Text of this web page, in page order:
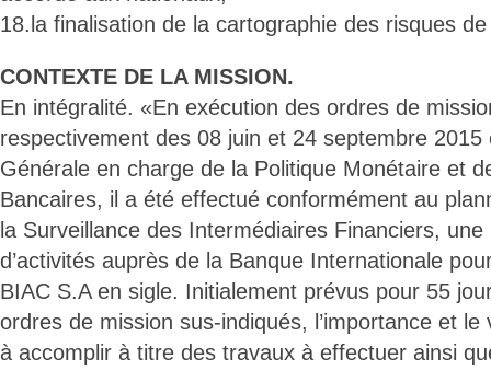
18.la finalisation de la cartographie des risques
CONTEXTE DE LA MISSION.
En intégralité. «En exécution des ordres de
respectivement des 08 juin et 24 septembre 2015
Générale en charge de la Politique Monétaire et
Bancaires, il a été effectué conformément au
la Surveillance des Intermédiaires Financiers, une
d’activités auprès de la Banque Internationale
BIAC S.A en sigle. Initialement prévus pour 55
ordres de mission sus-indiqués, l’importance et le
à accomplir à titre des travaux à effectuer ainsi